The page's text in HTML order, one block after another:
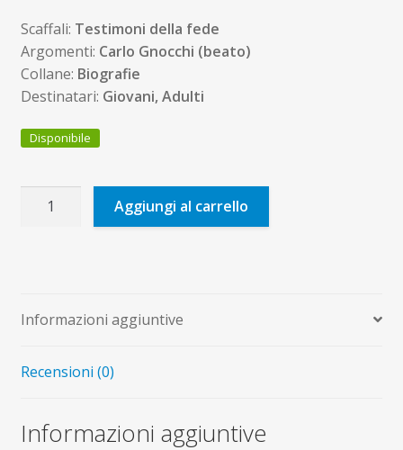
Scaffali: Testimoni della fede
Argomenti: Carlo Gnocchi (beato)
Collane: Biografie
Destinatari: Giovani, Adulti
Disponibile
Aggiungi al carrello
Informazioni aggiuntive
Recensioni (0)
Informazioni aggiuntive